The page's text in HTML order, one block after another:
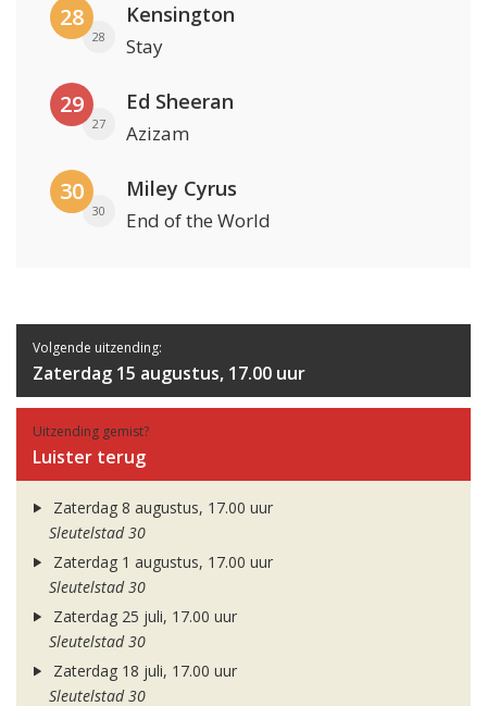
28
28
Kensington
Stay
29
27
Ed Sheeran
Azizam
30
30
Miley Cyrus
End of the World
Volgende uitzending:
Zaterdag 15 augustus, 17.00 uur
Uitzending gemist?
Luister terug
Zaterdag 8 augustus, 17.00 uur
Sleutelstad 30
Zaterdag 1 augustus, 17.00 uur
Sleutelstad 30
Zaterdag 25 juli, 17.00 uur
Sleutelstad 30
Zaterdag 18 juli, 17.00 uur
Sleutelstad 30